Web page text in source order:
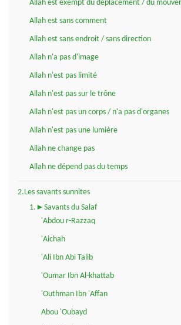
Allah est exempt du déplacement / du
Allah est sans comment
Allah est sans endroit / sans direction
Allah n'a pas d'image
Allah n'est pas limité
Allah n'est pas sur le trône
Allah n'est pas un corps / n'a pas d'organes
Allah n'est pas une lumière
Allah ne change pas
Allah ne dépend pas du temps
2.Les savants sunnites
1.►Savants du Salaf
'Abdou r-Razzaq
'Aichah
'Ali Ibn Abi Talib
'Oumar Ibn Al-khattab
'Outhman Ibn 'Affan
Abou 'Oubayd